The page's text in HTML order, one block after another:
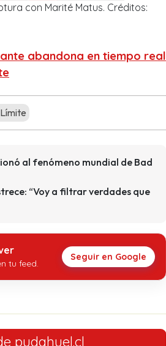
con Marité Matus. Créditos:
abandona en tiempo real
al fenómeno mundial de Bad
“Voy a filtrar verdades que
tu feed.
Seguir en Google
pudahuel.cl